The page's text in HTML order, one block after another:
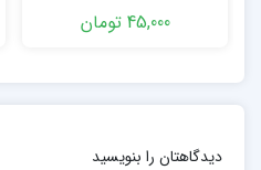
45,000 تومان
دیدگاهتان را بنویسید